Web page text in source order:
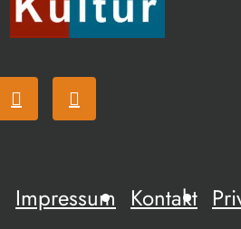
Impressum Kontakt